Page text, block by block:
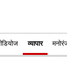
व्यापार